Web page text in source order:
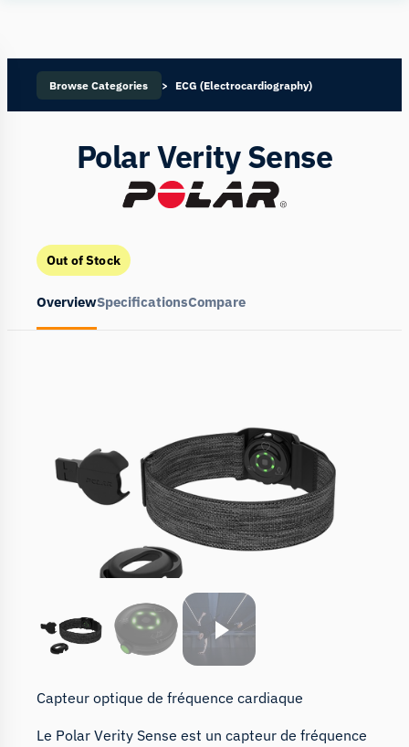
Browse Categories ECG (Electrocardiography)
Polar Verity Sense
Out of Stock
OverviewSpecificationsCompare
Capteur optique de fréquence cardiaque
Le Polar Verity Sense est un capteur de fréquence